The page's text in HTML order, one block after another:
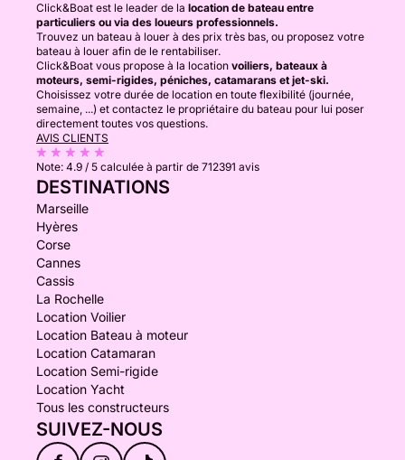
Click&Boat est le leader de la location de bateau entre
particuliers ou via des loueurs professionnels.
Trouvez un bateau à louer à des prix très bas, ou proposez votre
bateau à louer afin de le rentabiliser.
Click&Boat vous propose à la location voiliers, bateaux à
moteurs, semi-rigides, péniches, catamarans et jet-ski.
Choisissez votre durée de location en toute flexibilité (journée,
semaine, ...) et contactez le propriétaire du bateau pour lui poser
directement toutes vos questions.
AVIS CLIENTS
Note: 4.9 / 5 calculée à partir de 712391 avis
DESTINATIONS
Marseille
Hyères
Corse
Cannes
Cassis
La Rochelle
Location Voilier
Location Bateau à moteur
Location Catamaran
Location Semi-rigide
Location Yacht
Tous les constructeurs
SUIVEZ-NOUS